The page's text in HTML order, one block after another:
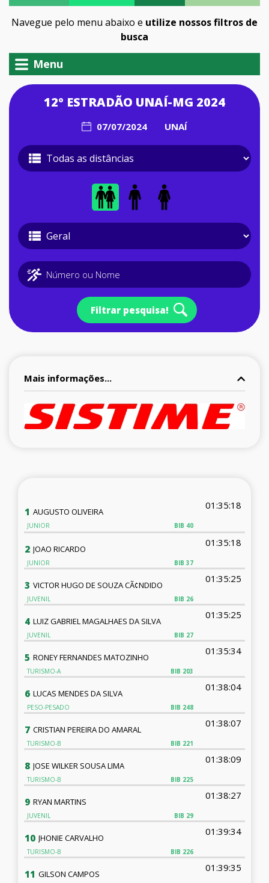
Navegue pelo menu abaixo e utilize nossos filtros de
busca
Menu
12º ESTRADÃO UNAÍ-MG 2024
07/07/2024 UNAÍ
Filtrar pesquisa!
Mais informações...
1
BIB 40
AUGUSTO OLIVEIRA
01:35:18
JUNIOR
2
BIB 37
JOAO RICARDO
01:35:18
JUNIOR
3
BIB 26
VICTOR HUGO DE SOUZA CÃ¢NDIDO
01:35:25
JUVENIL
4
BIB 27
LUIZ GABRIEL MAGALHAES DA SILVA
01:35:25
JUVENIL
5
BIB 203
RONEY FERNANDES MATOZINHO
01:35:34
TURISMO-A
6
BIB 248
LUCAS MENDES DA SILVA
01:38:04
PESO-PESADO
7
BIB 221
CRISTIAN PEREIRA DO AMARAL
01:38:07
TURISMO-B
8
BIB 225
JOSE WILKER SOUSA LIMA
01:38:09
TURISMO-B
9
BIB 29
RYAN MARTINS
01:38:27
JUVENIL
10
BIB 226
JHONIE CARVALHO
01:39:34
TURISMO-B
11 GILSON CAMPOS
01:39:35